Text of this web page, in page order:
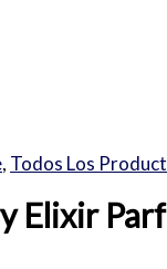
, Todos Los
Elixir